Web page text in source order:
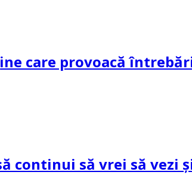
care provoacă
continui să vrei să vezi